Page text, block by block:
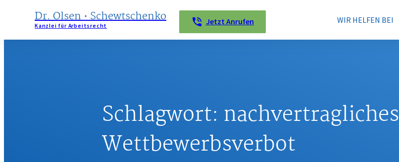
Dr. Olsen • Schewtschenko
Kanzlei für Arbeitsrecht Jetzt Anrufen WIR HELFEN BEI
Schlagwort: nachvertragliches
Wettbewerbsverbot